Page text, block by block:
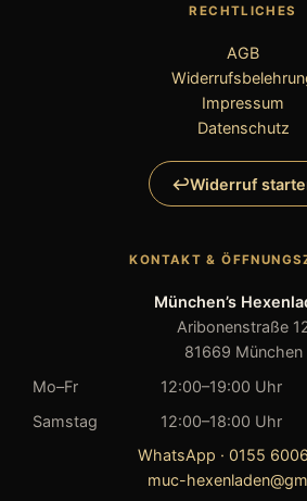
RECHTLICHES
AGB
Impressum
Datenschutz
Widerruf
KONTAKT &
München’s
Aribonenstraße
81669 München
Mo–Fr
12:00–19:00 Uhr
Samstag
12:00–18:00 Uhr
WhatsApp · 0155
muc-